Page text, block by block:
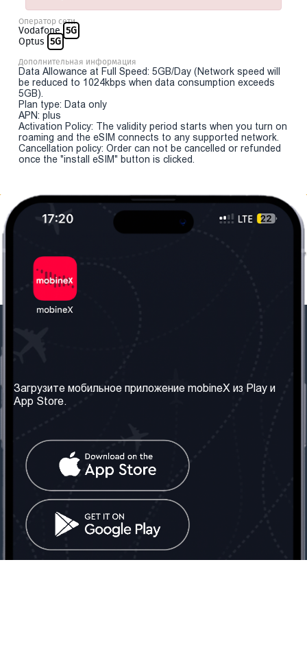
Оператор сети
Vodafone 5G
Optus 5G
Дополнительная информация
Data Allowance at Full Speed: 5GB/Day (Network speed will
be reduced to 1024kbps when data consumption exceeds
5GB).
Plan type: Data only
APN: plus
Activation Policy: The validity period starts when you turn on
roaming and the eSIM connects to any supported network.
Cancellation policy: Order can not be cancelled or refunded
once the "install eSIM" button is clicked.
Наши сервисы
Правила и Условия
Часто задаваемые
вопросы
Контакт
Грузия: Тбилиси
Телефон: +442030340050
Email:info@mobinex.com
Социальные сети
Загрузите мобильное приложение mobineX из Play и
App Store.